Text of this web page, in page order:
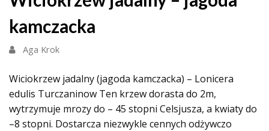
kamczacka
Aga Krok
Wiciokrzew jadalny (jagoda kamczacka) – Lonicera
edulis Turczaninow Ten krzew dorasta do 2m,
wytrzymuje mrozy do – 45 stopni Celsjusza, a kwiaty do
–8 stopni. Dostarcza niezwykle cennych odżywczo